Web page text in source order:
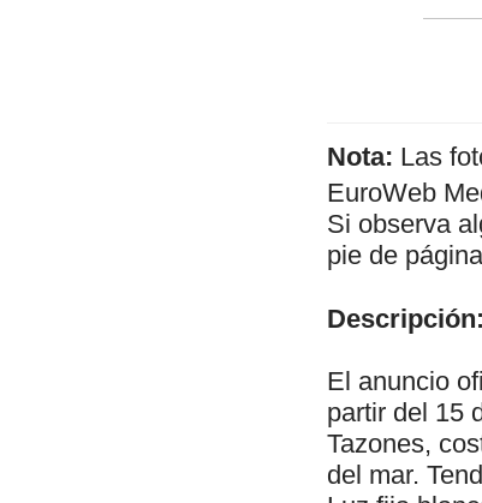
Nota: Las
EuroWeb
Si observa
pie de
Descripción:
El anuncio
partir del 15
Tazones,
del mar.